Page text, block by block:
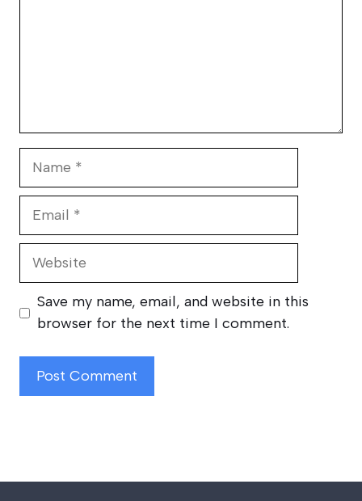
Website
Save my name, email, and website in this
browser for the next time I comment.